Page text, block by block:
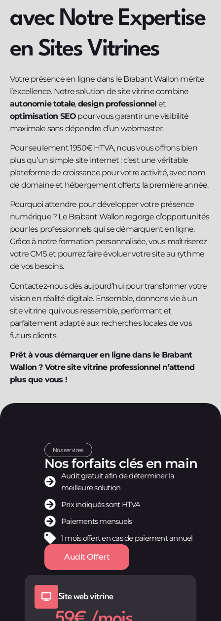
avec Notre Expertise
en Sites Vitrines
Votre présence en ligne dans le Brabant Wallon mérite
l’excellence. Notre solution de site vitrine combine
autonomie totale,design professionnel et
optimisation SEO pour vous garantir une visibilité
maximale sans dépendre d’un webmaster.
Pour seulement 1950€ HTVA, nous vous offrons bien
plus qu’un simple site internet : c’est une véritable
plateforme de croissance pour votre activité, avec nom
de domaine et hébergement offerts la première année.
Pourquoi attendre pour développer votre présence
numérique ? Le Brabant Wallon regorge d’opportunités
pour les professionnels qui se démarquent en ligne.
Grâce à notre formation personnalisée, vous maîtriserez
votre CMS et pourrez faire évoluer votre site au rythme
de vos besoins.
Contactez-nous dès aujourd’hui pour transformer votre
vision en réalité digitale. Ensemble, donnons vie à un
site vitrine qui vous ressemble, performant et
parfaitement adapté aux recherches locales de vos
futurs clients.
Prêt à vous démarquer en ligne dans le Brabant
Wallon ? Votre site vitrine professionnel n’attend
plus que vous !
Nos services
Nos forfaits clés en main
Audit gratuit afin de déterminer la
meilleure solution
Prix indiqués sont HTVA
Paiements mensuels
1 mois offert en cas de paiement annuel
Audit Offert
Site web vitrine